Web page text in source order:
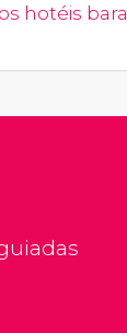
hotéis